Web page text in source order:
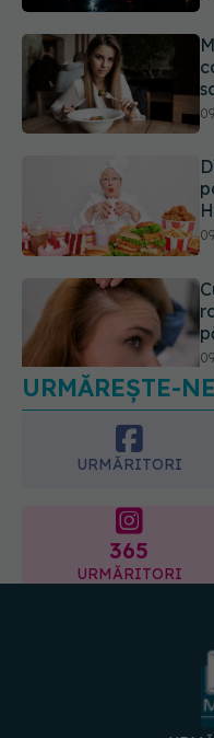
URMĂREȘTE-
URMĂRITORI
365
URMĂRITORI